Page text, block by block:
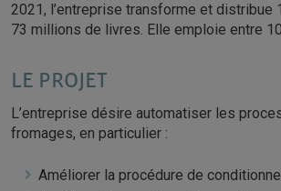
2021, l’entreprise transforme et
73 millions de livres. Elle emploie entre
LE PROJET
L’entreprise désire automatiser les
fromages, en particulier :
Améliorer la procédure de